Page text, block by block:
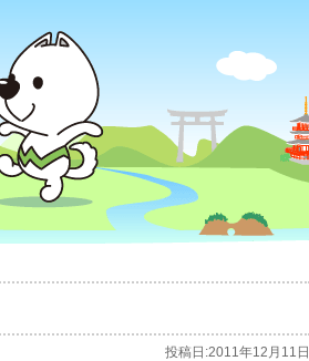
投稿日:2011年12月11日